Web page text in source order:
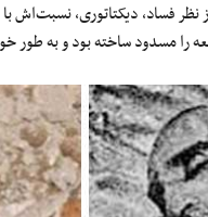
فساد، دیکتاتوری، نسبت‌اش
را مسدود ساخته بود و به طور